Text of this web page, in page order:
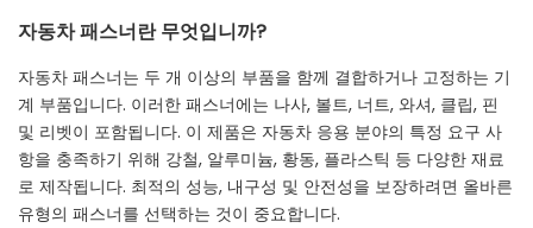
자동차 패스너란 무엇입니까?
자동차 패스너는 두 개 이상의 부품을 함께 결합하거나 고정하는 기
계 부품입니다. 이러한 패스너에는 나사, 볼트, 너트, 와셔, 클립, 핀
및 리벳이 포함됩니다. 이 제품은 자동차 응용 분야의 특정 요구 사
항을 충족하기 위해 강철, 알루미늄, 황동, 플라스틱 등 다양한 재료
로 제작됩니다. 최적의 성능, 내구성 및 안전성을 보장하려면 올바른
유형의 패스너를 선택하는 것이 중요합니다.